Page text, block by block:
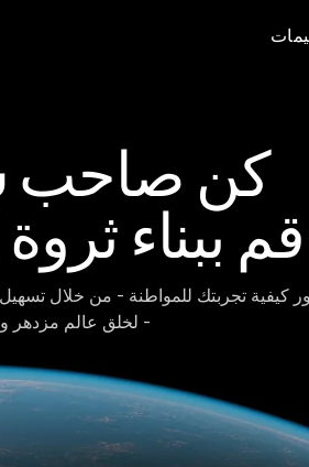
كن صاحب
قم ببناء
كيفية تجربتك للمواطنة - من خلال
- لخلق عالم مزدهر